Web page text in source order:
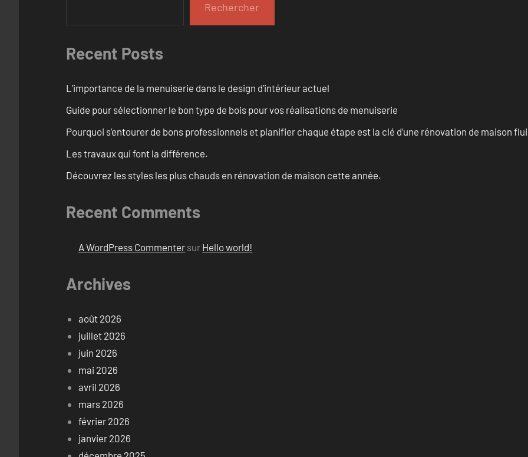
Rechercher
Recent Posts
L’importance de la menuiserie dans le design d’intérieur actuel
Guide pour sélectionner le bon type de bois pour vos réalisations de menuiserie
Pourquoi s’entourer de bons professionnels et planifier chaque étape est la clé d’une rénovation de maison
Les travaux qui font la différence.
Découvrez les styles les plus chauds en rénovation de maison cette année.
Recent Comments
A WordPress Commenter sur Hello world!
Archives
août 2026
juillet 2026
juin 2026
mai 2026
avril 2026
mars 2026
février 2026
janvier 2026